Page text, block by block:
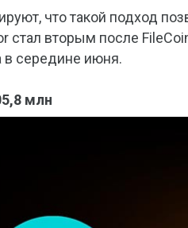
что такой подход
стал вторым после
в середине июня.
млн